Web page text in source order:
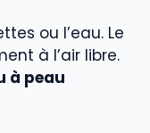
ou l’eau. Le
à l’air libre.
à peau